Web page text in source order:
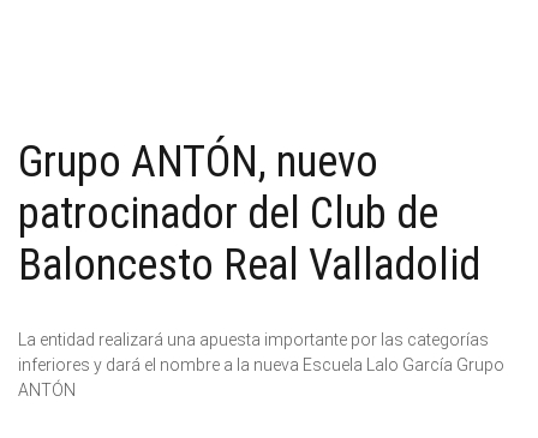
Grupo ANTÓN, nuevo
patrocinador del Club de
Baloncesto Real Valladolid
La entidad realizará una apuesta importante por las categorías
inferiores y dará el nombre a la nueva Escuela Lalo García Grupo
ANTÓN